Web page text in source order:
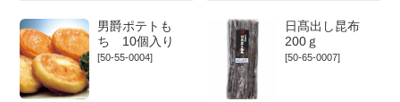
男爵ポテトも
ち 10個入り
[50-55-0004]
日髙出し昆布
200ｇ
[50-65-0007]